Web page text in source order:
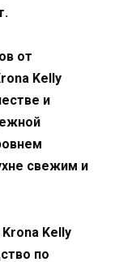
от
Kelly
и
свежим и
Kelly
по